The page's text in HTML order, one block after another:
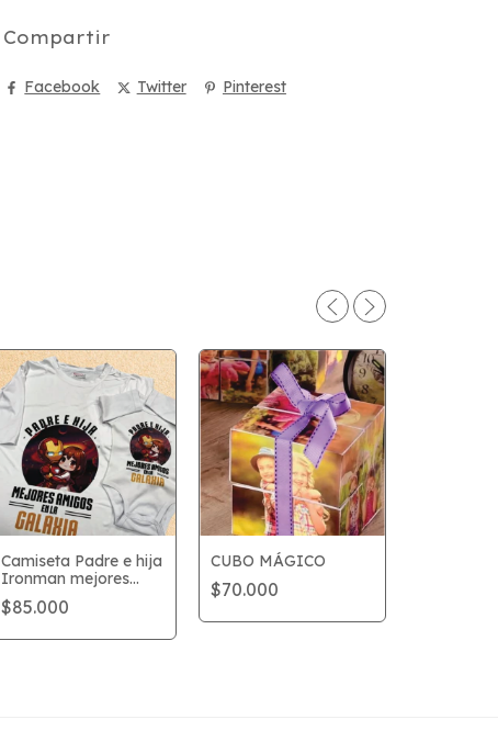
Compartir
Facebook Twitter Pinterest
Camiseta Padre e hija
Ironman mejores
amigos en la galaxia
$85.000
CUBO MÁGICO
$70.000